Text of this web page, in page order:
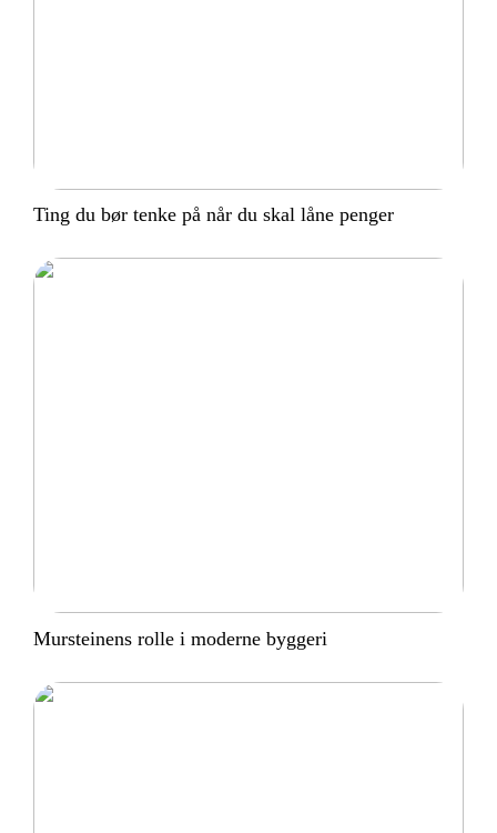
Ting du bør tenke på når du skal låne penger
Mursteinens rolle i moderne byggeri